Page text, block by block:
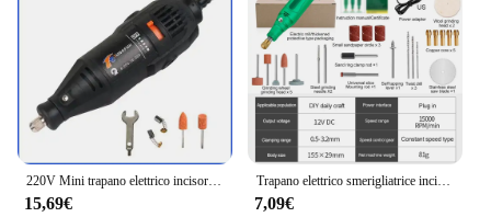
220V Mini trapano elettrico incisore trapano elettrico per utensili rotanti Mini Dremel Tool con accessori per elettroutensili
15,69€
Trapano elettrico smerigliatrice incisore penna smerigliatrice Mini trapano lucidatura utensile rotante elettrico rettificatrice strumento domestico in miniatura
7,09€